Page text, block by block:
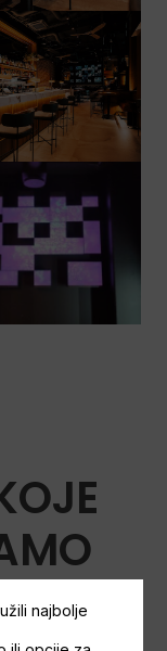
najbolje